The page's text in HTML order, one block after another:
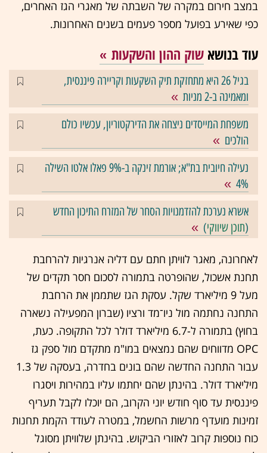
במצב חירום במקרה של השבתה של מאגרי הגז האחרים,
כפי שאירע בפועל מספר פעמים בשנים האחרונות.
עוד בנושא שוק ההון והשקעות
בגיל 26 היא מתחזקת תיק השקעות וקריירה פיננסית,
ומאמינה ב-2 מניות
משפחת המייסדים ניצחה את הדירקטוריון, עכשיו כולם
הולכים
נעילה חיובית בת"א; אורמת זינקה ב-9% פאלו אלטו השילה
4%
אשרא נערכת להזדמנויות הסחר של המזרח התיכון החדש
(תוכן שיווקי)
לאחרונה, מאגר לוויתן חתם עם דליה אנרגיות להרחבת
תחנת אשכול, שהופרטה בתמורה לסכום חסר תקדים של
מעל 9 מיליארד שקל. עסקת הגז שתממן את הרחבת
התחנה נחתמה מול ניו־מד ורציו (שברון המפעילה נשארה
בחוץ) בתמורה ל-6.7 מיליארד דולר לכל התקופה. כעת,
OPC מדווחים שהם נמצאים במו"מ מתקדם מול ספק גז
עבור התחנה החדשה שהם בונים בחדרה, בעסקה של 1.3
מיליארד דולר. בהינתן שהם יחתמו עליו במהירות ויסגרו
פיננסית עד סוף חודש יוני הקרוב, הם יוכלו לקבל תעריף
זמינות מועדף מרשות החשמל, במטרה לעודד הקמת תחנות
כוח נוספות קרוב לאזורי הביקוש. בהינתן שלוויתן מסוגל